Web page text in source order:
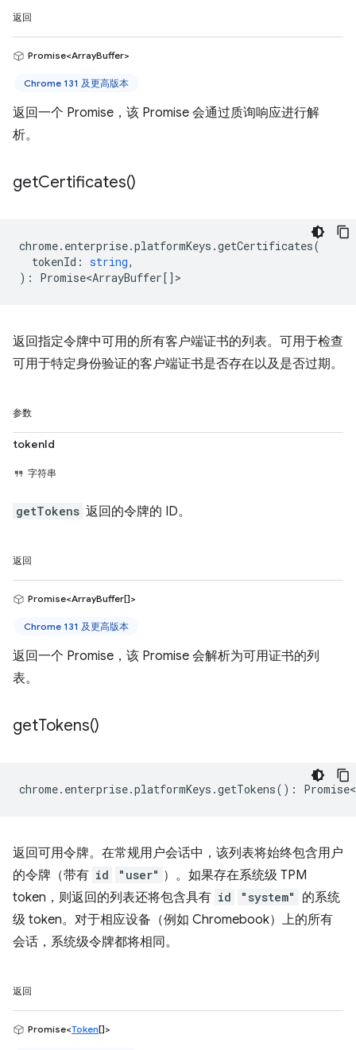
返回
Promise<ArrayBuffer>
Chrome 131 及更高版本
返回一个 Promise，该 Promise 会通过质询响应进行解
析。
getCertificates()
chrome. enterprise.platformKeys .getCertificates(
tokenId : string,
) : Promise<ArrayBuffer[]>
返回指定令牌中可用的所有客户端证书的列表。可用于检查
可用于特定身份验证的客户端证书是否存在以及是否过期。
参数
tokenId
字符串
getTokens 返回的令牌的 ID。
返回
Promise<ArrayBuffer[]>
Chrome 131 及更高版本
返回一个 Promise，该 Promise 会解析为可用证书的列
表。
getTokens()
chrome. enterprise.platformKeys .getTokens() : Promise<
返回可用令牌。在常规用户会话中，该列表将始终包含用户
的令牌（带有 id "user" ）。如果存在系统级 TPM
token，则返回的列表还将包含具有 id "system"
的系统
级 token。对于相应设备（例如 Chromebook）上的所有
会话，系统级令牌都将相同。
返回
Promise<Token[]>